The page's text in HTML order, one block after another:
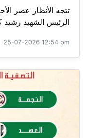
تتجه الأنظار عصر
الرئيس الشهيد
25-07-2026 12:54 pm